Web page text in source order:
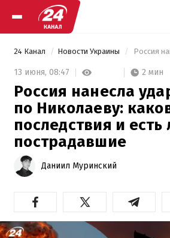
24 Канал Новости Украины
13 июня, 08:47 2 мин
Россия нанесла
по Николаеву:
последствия и есть
пострадавшие
Даниил Муринский